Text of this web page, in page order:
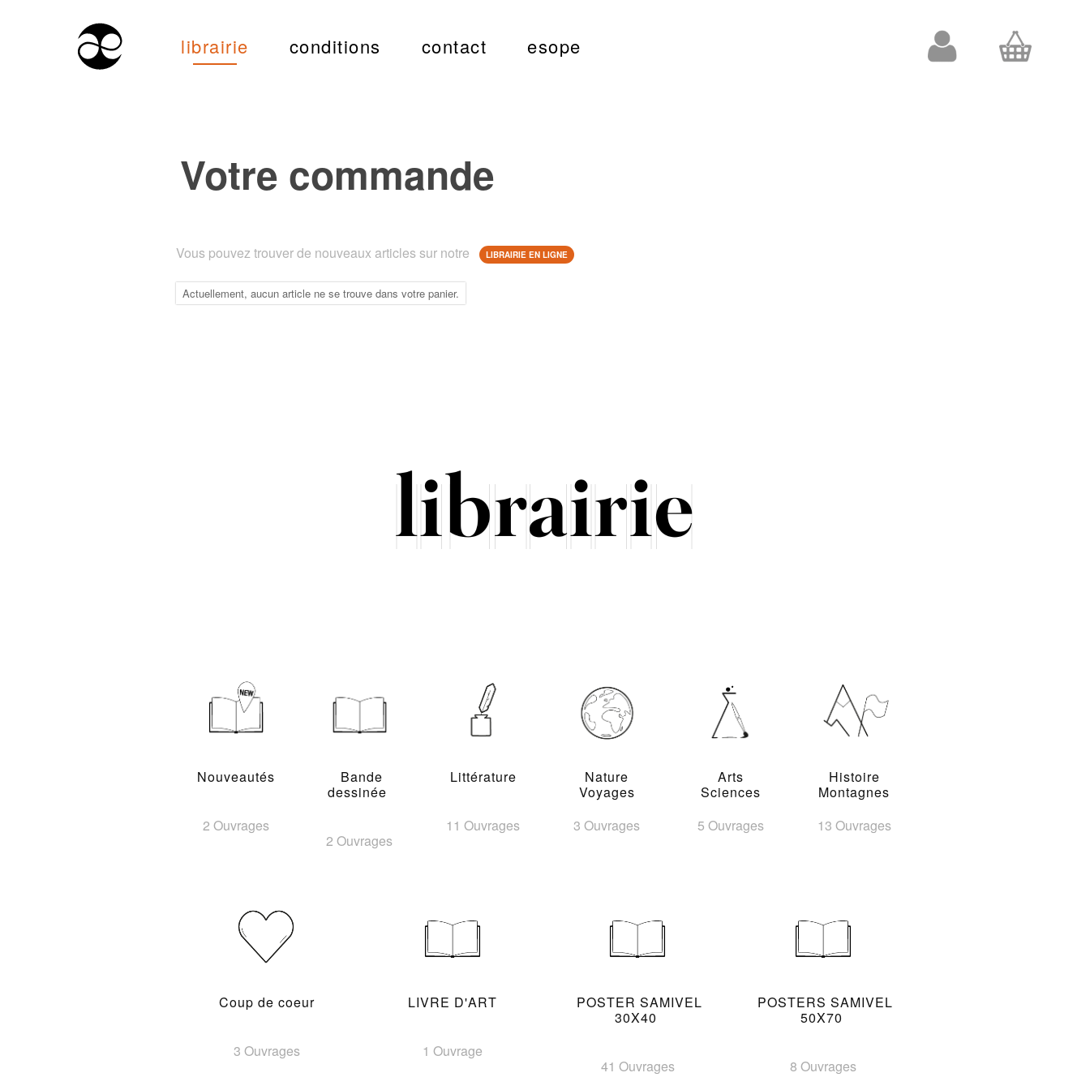
librairie conditions contact esope
Votre commande
Vous pouvez trouver de nouveaux articles sur notre LIBRAIRIE EN LIGNE
Actuellement, aucun article ne se trouve dans votre panier.
Nouveautés
2 Ouvrages
Bande
dessinée
2 Ouvrages
Littérature
11 Ouvrages
Nature
Voyages
3 Ouvrages
Arts
Sciences
5 Ouvrages
Histoire
Montagnes
13 Ouvrages
Coup de coeur
3 Ouvrages
LIVRE D'ART
1 Ouvrage
POSTER SAMIVEL
30X40
41 Ouvrages
POSTERS SAMIVEL
50X70
8 Ouvrages